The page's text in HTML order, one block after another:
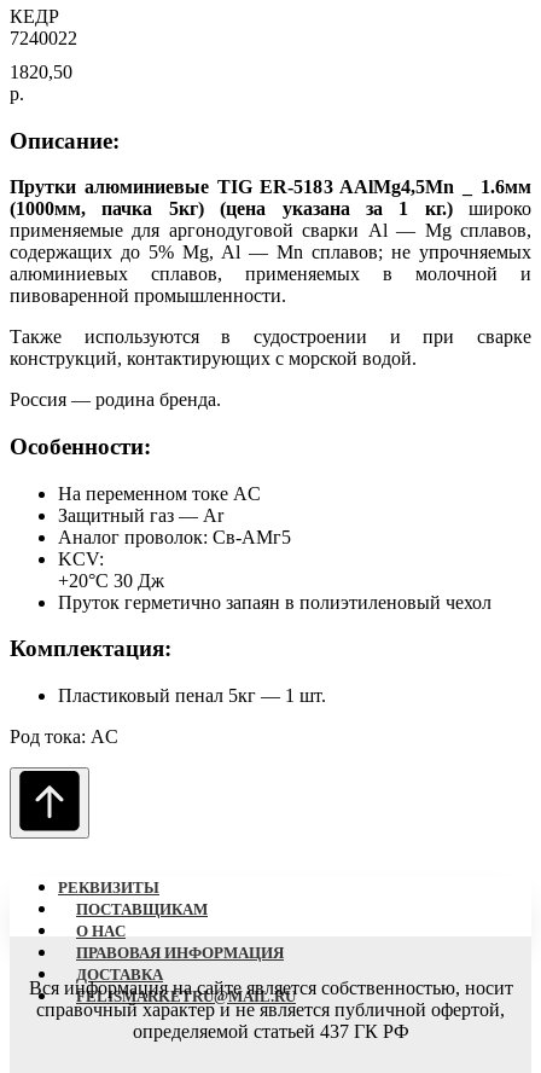
КЕДР
7240022
1820,50
р.
Описание:
Прутки алюминиевые TIG ER-5183 AAlMg4,5Mn _ 1.6мм
(1000мм, пачка 5кг) (цена указана за 1 кг.)широко
применяемые для аргонодуговой сварки Al — Mg сплавов,
содержащих до 5% Mg, Al — Mn сплавов; не упрочняемых
алюминиевых сплавов, применяемых в молочной и
пивоваренной промышленности.
Также используются в судостроении и при сварке
конструкций, контактирующих с морской водой.
Россия — родина бренда.
Особенности:
На переменном токе AC
Защитный газ — Ar
Аналог проволок: Св-АМг5
KCV:
+20°С 30 Дж
Пруток герметично запаян в полиэтиленовый чехол
Комплектация:
Пластиковый пенал 5кг — 1 шт.
Род тока: AC
РЕКВИЗИТЫ
ПОСТАВЩИКАМ
О НАC
ПРАВОВАЯ ИНФОРМАЦИЯ
ДОСТАВКА
FELISMARKETRU@MAIL.RU
Вся информация на сайте является собственностью, носит
справочный характер и не является публичной офертой,
определяемой статьей 437 ГК РФ